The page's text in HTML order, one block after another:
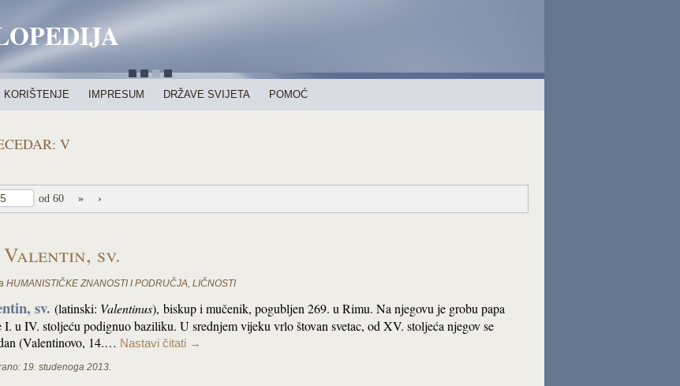
KORIŠTENJE IMPRESUM DRŽAVE SVIJETA POMOĆ
V
od 60 » ›
Valentin, sv.
HUMANISTIČKE ZNANOSTI I PODRUČJA, LIČNOSTI
sv. (latinski: Valentinus), biskup i mučenik, pogubljen 269. u Rimu. Na njegovu je grobu papa
I. u IV. stoljeću podignuo baziliku. U srednjem vijeku vrlo štovan svetac, od XV. stoljeća njegov se
(Valentinovo, 14.… Nastavi čitati →
19. studenoga 2013.